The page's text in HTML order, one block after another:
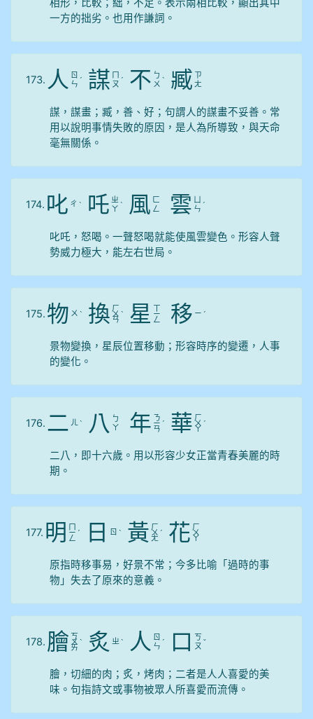
相形，比較；絀，不足。表示兩相比較，顯出其中
一方的拙劣。也用作謙詞。
173. 人 ㄖ
ㄣ ˊ 謀 ㄇ
ㄡ ˊ 不 ㄅ
ㄨ ˋ 臧 ㄗ
ㄤ
謀，謀畫；臧，善、好；句謂人的謀畫不妥善。常
用以說明事情失敗的原因，是人為所導致，與天命
毫無關係。
174. 叱 ㄔ ˋ 吒 ㄓ
ㄚ ˋ 風 ㄈ
ㄥ
雲 ㄣ ˊ
叱吒，怒喝。一聲怒喝就能使風雲變色。形容人聲
勢威力極大，能左右世局。
175. 物 ㄨ ˋ 換 ㄏ
ㄨ
ㄢ
ˋ 星 ㄒ
ㄧ
ㄥ 移 ㄧ ˊ
景物變換，星辰位置移動；形容時序的變遷，人事
的變化。
176. 二 ㄦ ˋ 八
ㄅ
ㄚ
年 ㄋ
ㄧ
ㄢ
ˊ 華 ㄏ
ㄨ
ㄚ
ˊ
二八，即十六歲。用以形容少女正當青春美麗的時
期。
177. 明 ㄇ
ㄧ
ㄥ
ˊ 日 ㄖ ˋ 黃 ㄏ
ㄨ
ㄤ
ˊ 花 ㄏ
ㄨ
ㄚ
原指時移事易，好景不常；今多比喻「過時的事
物」失去了原來的意義。
178. 膾 ㄎ
ㄨ
ㄞ
ˋ 炙 ㄓ ˋ 人 ㄖ
ㄣ ˊ 口 ㄎ
ㄡ ˇ
膾，切細的肉；炙，烤肉；二者是人人喜愛的美
味。句指詩文或事物被眾人所喜愛而流傳。